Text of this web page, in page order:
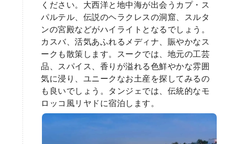
ください。大西洋と地中海が出会うカプ・ス
パルテル、伝説のヘラクレスの洞窟、スルタ
ンの宮殿などがハイライトとなるでしょう。
カスバ、活気あふれるメディナ、賑やかなス
ークも散策します。スークでは、地元の工芸
品、スパイス、香りが溢れる色鮮やかな雰囲
気に浸り、ユニークなお土産を探してみるの
も良いでしょう。タンジェでは、伝統的なモ
ロッコ風リヤドに宿泊します。